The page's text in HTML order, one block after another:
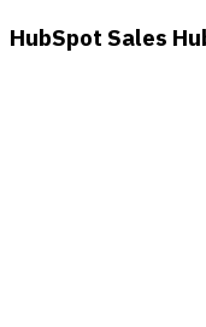
HubSpot Sales